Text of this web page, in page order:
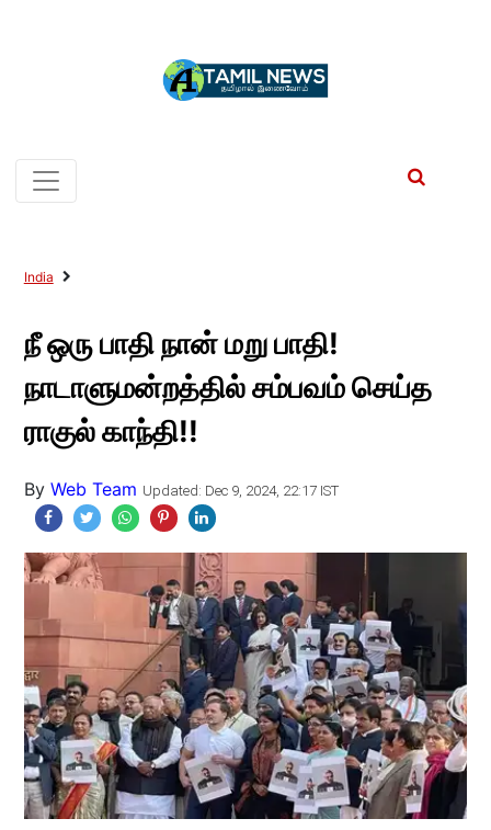
India
நீ ஒரு பாதி நான் மறு பாதி!
நாடாளுமன்றத்தில் சம்பவம் செய்த
ராகுல் காந்தி!!
By Web Team Updated: Dec 9, 2024, 22:17 IST